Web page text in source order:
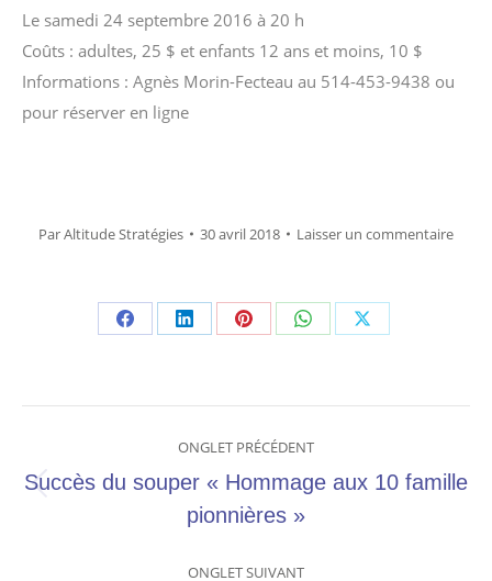
Le samedi 24 septembre 2016 à 20 h
Coûts : adultes, 25 $ et enfants 12 ans et moins, 10 $
Informations : Agnès Morin-Fecteau au 514-453-9438 ou
pour réserver en ligne
ParAltitude Stratégies 30 avril 2018 Laisser un commentaire
Share
Facebook
Share
LinkedIn
Share
Pinterest
Share
WhatsApp
Share
X
de
commentaire
ONGLET PRÉCÉDENT
Onglet
précédent
Succès du souper « Hommage aux 10 famille
pionnières »
ONGLET SUIVANT